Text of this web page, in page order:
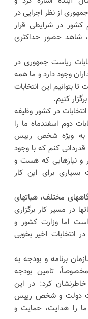
از نظر اجرایی در
کشور در شرایطی قرار
شاهد حضور حداکثری
ریاست جمهوری در
وجود دارد و ما همه
بتوانیم این انتخابات
کنیم.
در کشور وظیفه
دوم اسفندماه ما را
به ویژه شخص رییس
کنم که با وجود
و نیازهایی که هست و
برای این کار
مختلف، هیاتهای
در مسیر کار برگزاری
است اما وزارت کشور و
انتخابات اخیر بخوبی
برنامه و بودجه به
تامین بودجه
کرد: در این
دولت و شخص رییس
ما را هدایت، حمایت و